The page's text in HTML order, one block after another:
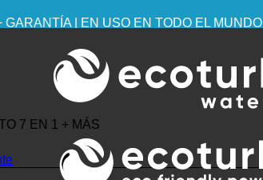
| EN USO EN TODO EL MUNDO
7 EN 1 + MÁS